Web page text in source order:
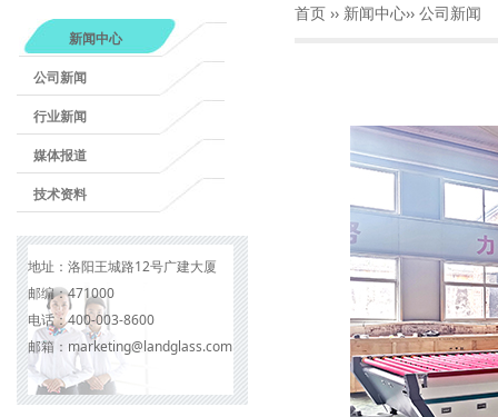
新闻中心
公司新闻
行业新闻
媒体报道
技术资料
地址： 洛阳王城路12号广建大厦
邮编：471000
电话：400-003-8600
邮箱： marketing@landglass.com
首页 ›› 新闻中心›› 公司新闻